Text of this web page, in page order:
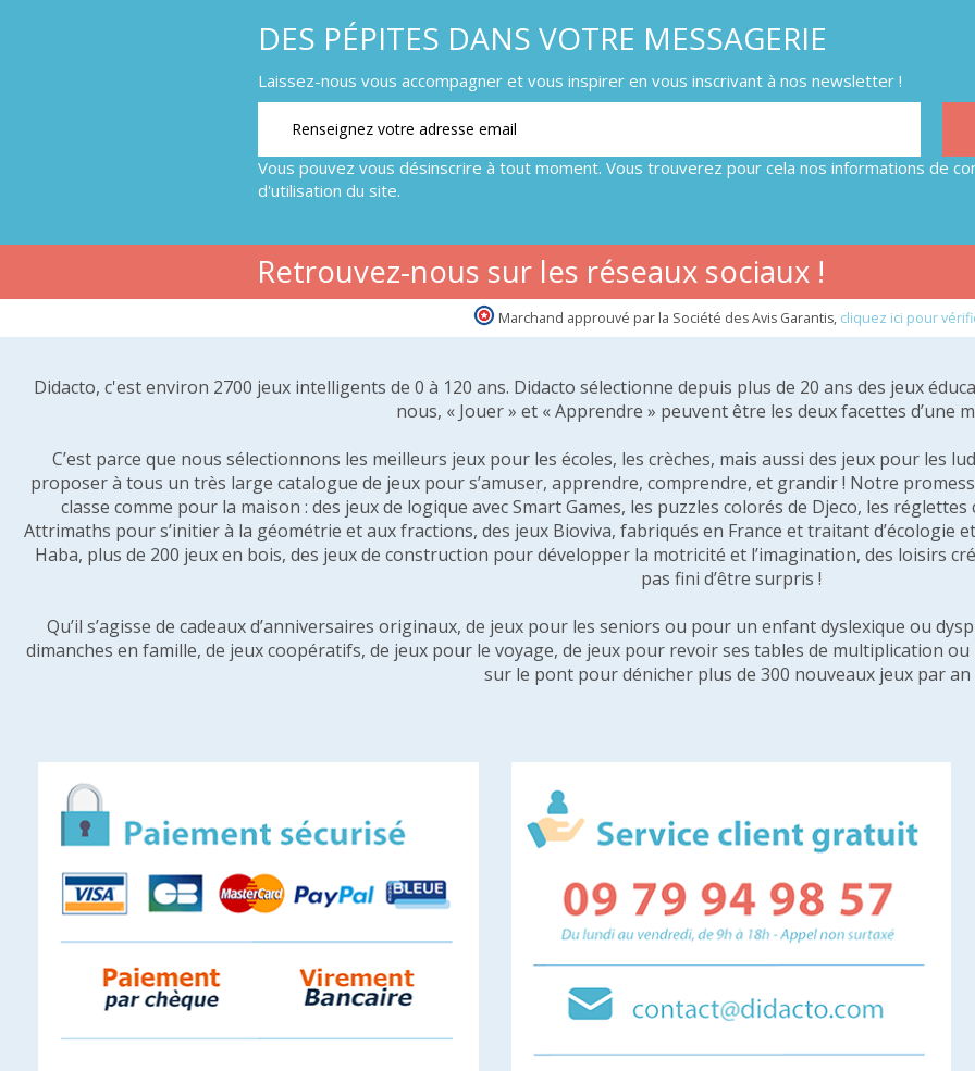
DES PÉPITES DANS VOTRE MESSAGERIE
Laissez-nous vous accompagner et vous inspirer en vous inscrivant à nos newsletter !
Vous pouvez vous désinscrire à tout moment. Vous trouverez pour cela nos informations de
d'utilisation du site.
Retrouvez-nous sur les réseaux sociaux !
Marchand approuvé par la Société des Avis Garantis, cliquez ici pour
Didacto, c'est environ 2700 jeux intelligents de 0 à 120 ans. Didacto sélectionne depuis plus de 20 ans des jeux
nous, « Jouer » et « Apprendre » peuvent être les deux facettes d’une
C’est parce que nous sélectionnons les meilleurs jeux pour les écoles, les crèches, mais aussi des jeux pour les
proposer à tous un très large catalogue de jeux pour s’amuser, apprendre, comprendre, et grandir ! Notre
classe comme pour la maison : des jeux de logique avec Smart Games, les puzzles colorés de Djeco, les
Attrimaths pour s’initier à la géométrie et aux fractions, des jeux Bioviva, fabriqués en France et traitant d’écologie
Haba, plus de 200 jeux en bois, des jeux de construction pour développer la motricité et l’imagination, des loisirs
pas fini d’être surpris !
Qu’il s’agisse de cadeaux d’anniversaires originaux, de jeux pour les seniors ou pour un enfant dyslexique ou
dimanches en famille, de jeux coopératifs, de jeux pour le voyage, de jeux pour revoir ses tables de multiplication
sur le pont pour dénicher plus de 300 nouveaux jeux par an